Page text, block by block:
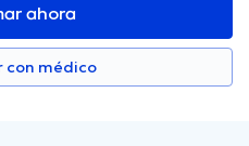
ahora
con médico